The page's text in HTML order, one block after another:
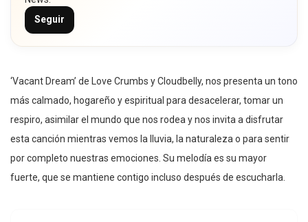
Seguir
‘Vacant Dream’ de Love Crumbs y Cloudbelly, nos presenta un tono
más calmado, hogareño y espiritual para desacelerar, tomar un
respiro, asimilar el mundo que nos rodea y nos invita a disfrutar
esta canción mientras vemos la lluvia, la naturaleza o para sentir
por completo nuestras emociones. Su melodía es su mayor
fuerte, que se mantiene contigo incluso después de escucharla.